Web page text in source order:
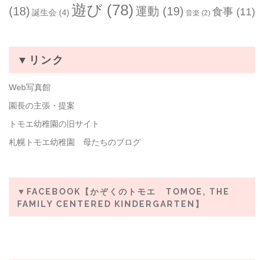
(18) 誕生会 (4) 遊び (78) 運動 (19) 音楽 (2) 食事 (11)
▼リンク
Web写真館
園長の主張・提案
トモエ幼稚園の旧サイト
札幌トモエ幼稚園 母たちのブログ
▼FACEBOOK【かぞくのトモエ TOMOE, THE
FAMILY CENTERED KINDERGARTEN】